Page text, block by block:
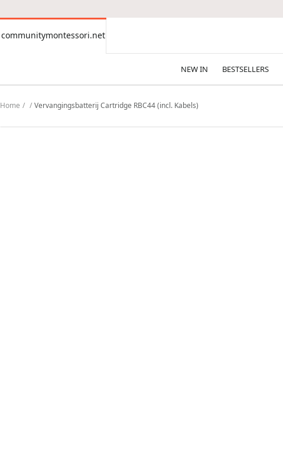
communitymontessori.net
communitymontessori.net
NEW IN BESTSELLERS
Home Vervangingsbatterij Cartridge RBC44 (incl. Kabels)